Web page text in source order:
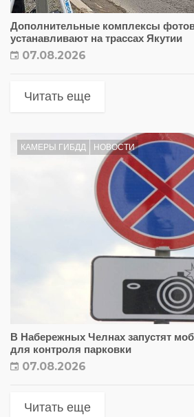
Дополнительные комплексы
устанавливают на трассах Якутии
07.08.2026
Читать еще
КАМЕРЫ ГИБДД НОВОСТИ
В Набережных Челнах запустят
для контроля парковки
07.08.2026
Читать еще